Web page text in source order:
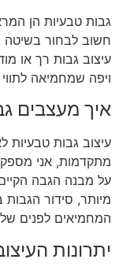
גבות טבעיות הן
חשוב לבחור
עיצוב גבות רך או
ויפה שמחמיאה לתווי
איך מעצבים
עיצוב גבות טבעיות
מתקדמות, אני
על מבנה הגבה
מיותר, סידור
המחמיאים לפנים
יתרונות